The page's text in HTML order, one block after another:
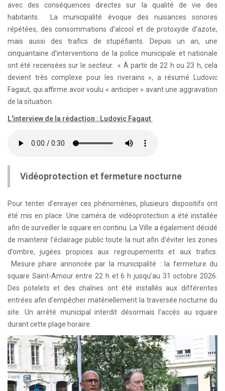
avec des conséquences directes sur la qualité de vie des
habitants. La municipalité évoque des nuisances sonores
répétées, des consommations d’alcool et de protoxyde d’azote,
mais aussi des trafics de stupéfiants. Depuis un an, une
cinquantaine d’interventions de la police municipale et nationale
ont été recensées sur le secteur. « À partir de 22 h ou 23 h, cela
devient très complexe pour les riverains », a résumé Ludovic
Fagaut, qui affirme avoir voulu « anticiper » avant une aggravation
de la situation.
L'interview de la rédaction : Ludovic Fagaut
Vidéoprotection et fermeture nocturne
Pour tenter d’enrayer ces phénomènes, plusieurs dispositifs ont
été mis en place. Une caméra de vidéoprotection a été installée
afin de surveiller le square en continu. La Ville a également décidé
de maintenir l’éclairage public toute la nuit afin d’éviter les zones
d’ombre, jugées propices aux regroupements et aux trafics.
Mesure phare annoncée par la municipalité : la fermeture du
square Saint-Amour entre 22 h et 6 h jusqu’au 31 octobre 2026.
Des potelets et des chaînes ont été installés aux différentes
entrées afin d’empêcher matériellement la traversée nocturne du
site. Un arrêté municipal interdit désormais l’accès au square
durant cette plage horaire.